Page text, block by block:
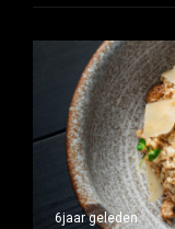
6jaar geleden